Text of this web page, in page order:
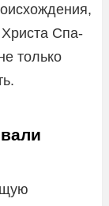
Христа Спа­
только